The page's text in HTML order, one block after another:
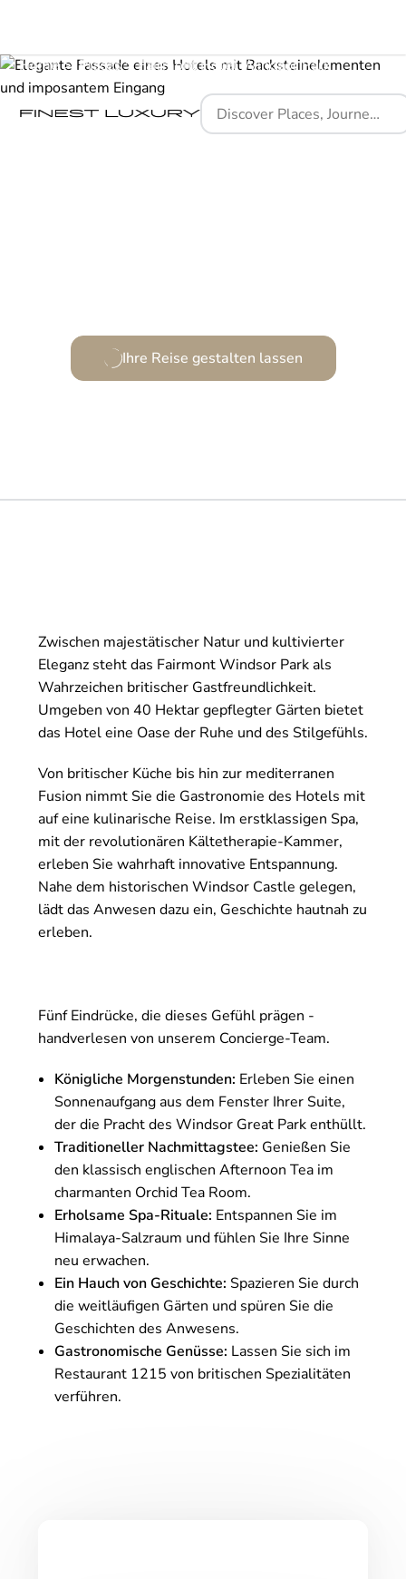
Home Places Fairmont Hotel Windsor Park
Ihre Reise gestalten lassen
Zwischen majestätischer Natur und kultivierter
Eleganz steht das Fairmont Windsor Park als
Wahrzeichen britischer Gastfreundlichkeit.
Umgeben von 40 Hektar gepflegter Gärten bietet
das Hotel eine Oase der Ruhe und des Stilgefühls.
Von britischer Küche bis hin zur mediterranen
Fusion nimmt Sie die Gastronomie des Hotels mit
auf eine kulinarische Reise. Im erstklassigen Spa,
mit der revolutionären Kältetherapie-Kammer,
erleben Sie wahrhaft innovative Entspannung.
Nahe dem historischen Windsor Castle gelegen,
lädt das Anwesen dazu ein, Geschichte hautnah zu
erleben.
Fünf Eindrücke, die dieses Gefühl prägen -
handverlesen von unserem Concierge-Team.
Königliche Morgenstunden: Erleben Sie einen
Sonnenaufgang aus dem Fenster Ihrer Suite,
der die Pracht des Windsor Great Park enthüllt.
Traditioneller Nachmittagstee: Genießen Sie
den klassisch englischen Afternoon Tea im
charmanten Orchid Tea Room.
Erholsame Spa-Rituale: Entspannen Sie im
Himalaya-Salzraum und fühlen Sie Ihre Sinne
neu erwachen.
Ein Hauch von Geschichte: Spazieren Sie durch
die weitläufigen Gärten und spüren Sie die
Geschichten des Anwesens.
Gastronomische Genüsse: Lassen Sie sich im
Restaurant 1215 von britischen Spezialitäten
verführen.